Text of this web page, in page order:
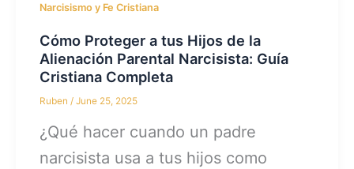
Narcisismo y Fe Cristiana
Cómo Proteger a tus Hijos de la
Alienación Parental Narcisista: Guía
Cristiana Completa
Ruben/June 25, 2025
¿Qué hacer cuando un padre
narcisista usa a tus hijos como